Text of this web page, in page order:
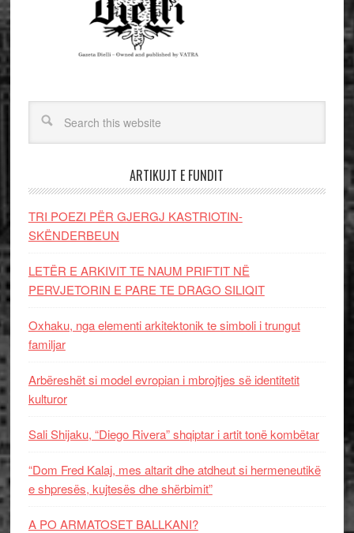
ARTIKUJT E FUNDIT
TRI POEZI PËR GJERGJ KASTRIOTIN-
SKËNDERBEUN
LETËR E ARKIVIT TE NAUM PRIFTIT NË
PERVJETORIN E PARE TE DRAGO SILIQIT
Oxhaku, nga elementi arkitektonik te simboli i trungut
familjar
Arbëreshët si model evropian i mbrojtjes së identitetit
kulturor
Sali Shijaku, “Diego Rivera” shqiptar i artit tonë kombëtar
“Dom Fred Kalaj, mes altarit dhe atdheut si hermeneutikë
e shpresës, kujtesës dhe shërbimit”
A PO ARMATOSET BALLKANI?